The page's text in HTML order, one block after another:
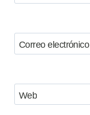
Correo electrónico
Web